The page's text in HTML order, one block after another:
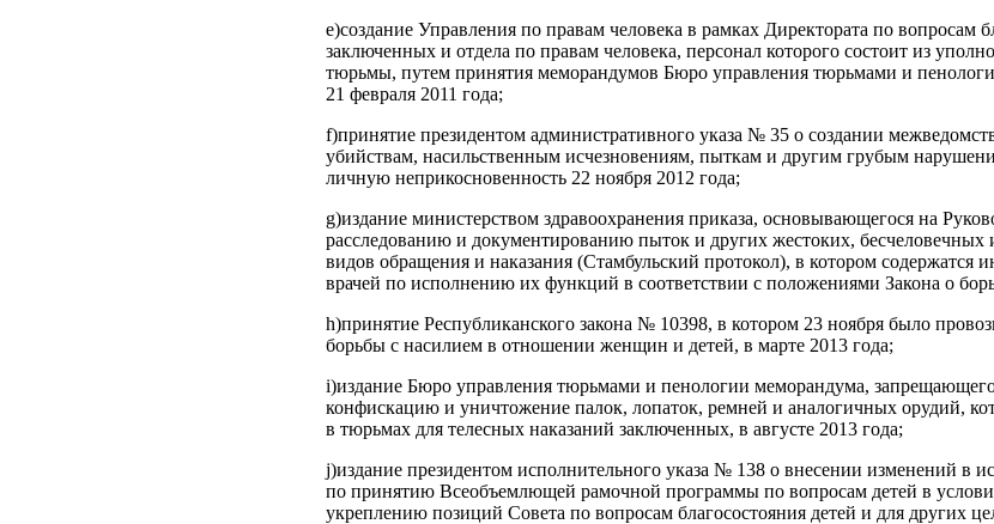
e)создание Управления по правам человека в рамках Директората по вопросам
заключенных и отдела по правам человека, персонал которого состоит из
тюрьмы, путем принятия меморандумов Бюро управления тюрьмами и
21 февраля 2011 года;
f)принятие президентом административного указа № 35 о создании
убийствам, насильственным исчезновениям, пыткам и другим грубым
личную неприкосновенность 22 ноября 2012 года;
g)издание министерством здравоохранения приказа, основывающегося на
расследованию и документированию пыток и других жестоких,
видов обращения и наказания (Стамбульский протокол), в котором содержатся
врачей по исполнению их функций в соответствии с положениями Закона о
h)принятие Республиканского закона № 10398, в котором 23 ноября было
борьбы с насилием в отношении женщин и детей, в марте 2013 года;
i)издание Бюро управления тюрьмами и пенологии меморандума,
конфискацию и уничтожение палок, лопаток, ремней и аналогичных орудий,
в тюрьмах для телесных наказаний заключенных, в августе 2013 года;
j)издание президентом исполнительного указа № 138 о внесении изменений в
по принятию Всеобъемлющей рамочной программы по вопросам детей в
укреплению позиций Совета по вопросам благосостояния детей и для других